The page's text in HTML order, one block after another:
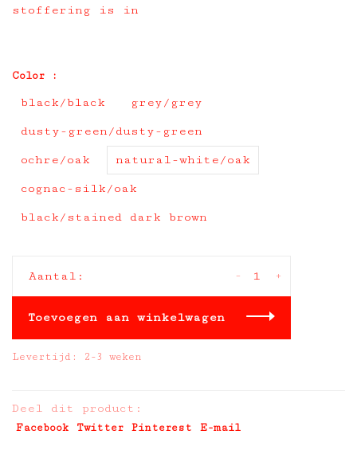
stoffering is in
Color :
black/black grey/grey
dusty-green/dusty-green
ochre/oak natural-white/oak
cognac-silk/oak
black/stained dark brown
Aantal: +
-
Toevoegen aan winkelwagen
Levertijd: 2-3 weken
Deel dit product:
Facebook Twitter Pinterest E-mail